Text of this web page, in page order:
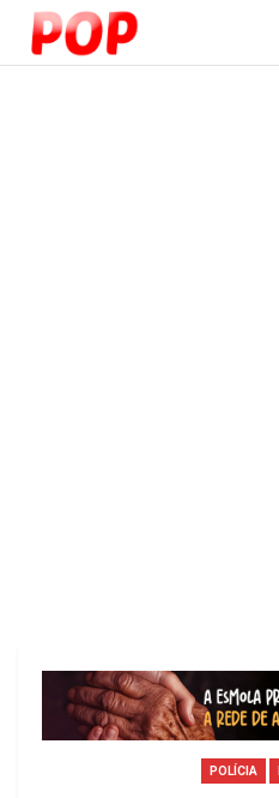
POLÍCIA